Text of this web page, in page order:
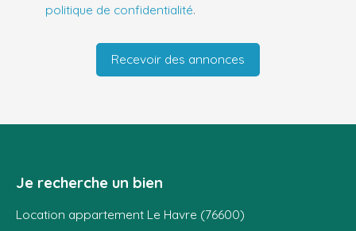
politique de confidentialité.
Recevoir des annonces
Je recherche un bien
Location appartement Le Havre (76600)